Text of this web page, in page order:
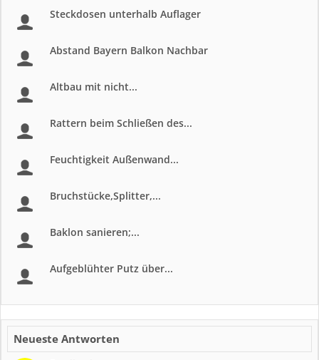
Steckdosen unterhalb Auflager
Abstand Bayern Balkon Nachbar
Altbau mit nicht...
Rattern beim Schließen des...
Feuchtigkeit Außenwand...
Bruchstücke,Splitter,...
Baklon sanieren;...
Aufgeblühter Putz über...
Neueste Antworten